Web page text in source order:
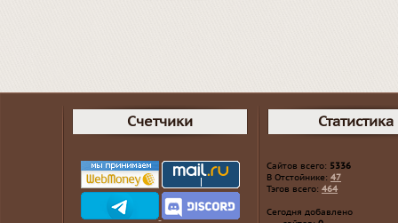
Счетчики Статистика
Сайтов всего: 5336
В Отстойнике: 47
Тэгов всего: 464
Сегодня добавлено